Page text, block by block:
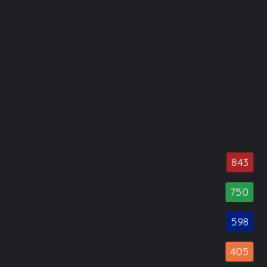
843
750
598
405